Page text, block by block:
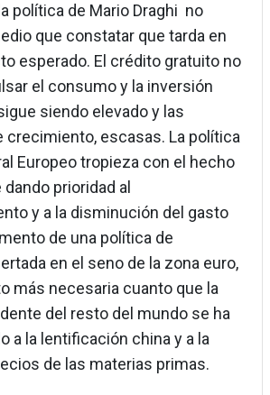
política de Mario Draghi no
que constatar que tarda en
esperado. El crédito gratuito no
el consumo y la inversión
siendo elevado y las
crecimiento, escasas. La política
Europeo tropieza con el hecho
prioridad al
y a la disminución del gasto
de una política de
en el seno de la zona euro,
más necesaria cuanto que la
del resto del mundo se ha
a la lentificación china y a la
de las materias primas.